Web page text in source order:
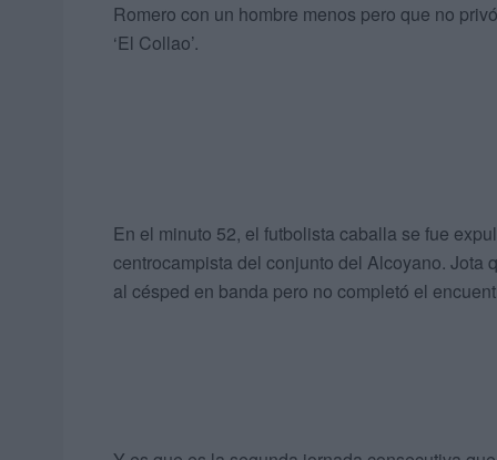
Romero con un hombre menos pero que no
‘El Collao’.
En el minuto 52, el futbolista caballa se fue
centrocampista del conjunto del Alcoyano. Jota
al césped en banda pero no completó el